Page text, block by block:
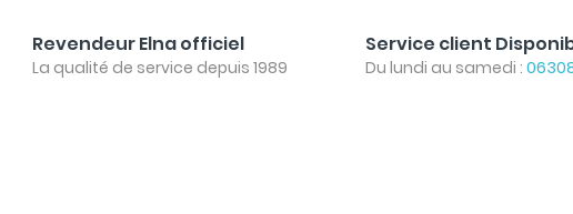
Revendeur Elna officiel
La qualité de service depuis 1989
Service client
Du lundi au samedi :